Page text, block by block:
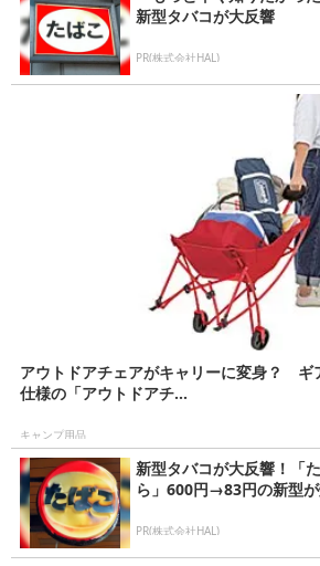
新型タバコが大反響
PR(株式会社HAL)
アウトドアチェアがキャリーに変身？ ギ
仕様の「アウトドアチ...
キャンプ用品
新型タバコが大反響！「
ら」600円→83円の新型
PR(株式会社HAL)